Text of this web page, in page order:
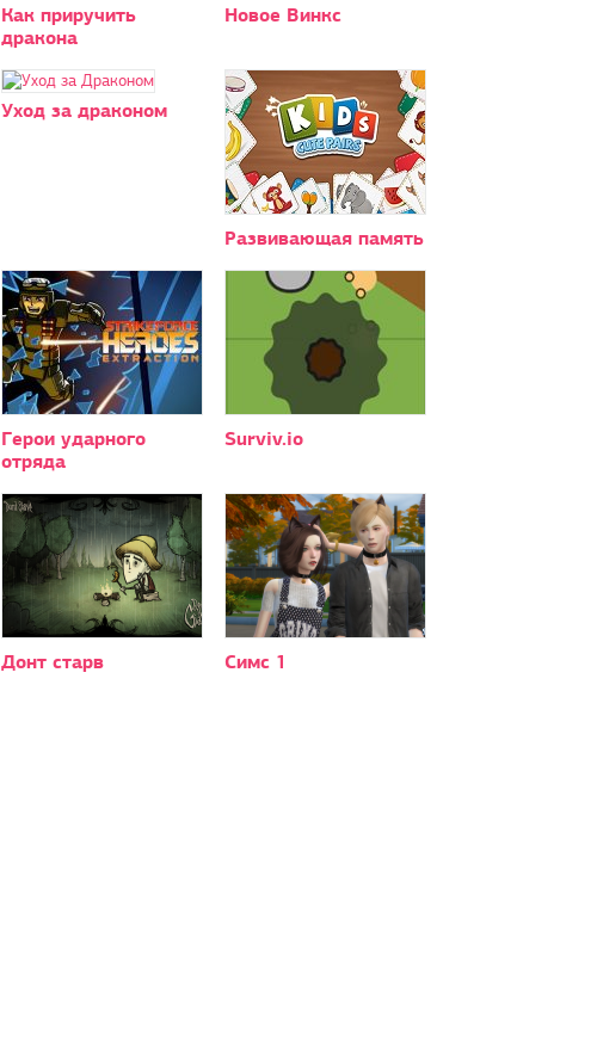
Как приручить
дракона
Новое Винкс
Уход за драконом
Развивающая память
Герои ударного
отряда
Surviv.io
Донт старв Симс 1